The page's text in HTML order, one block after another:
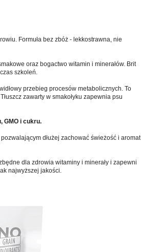
Formuła bez zbóż - lekkostrawna, nie
oraz bogactwo witamin i minerałów. Brit
szkoleń.
przebieg procesów metabolicznych. To
zawarty w smakołyku zapewnia psu
GMO i cukru.
dłużej zachować świeżość i aromat
dla zdrowia witaminy i minerały i zapewni
najwyższej jakości.